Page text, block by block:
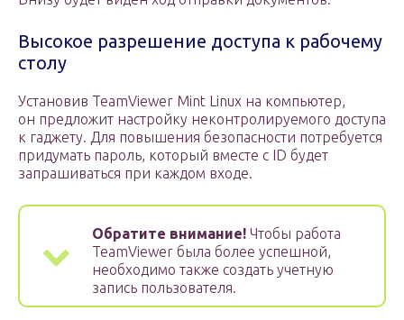
Высокое разрешение доступа к рабочему
столу
Установив TeamViewer Mint Linux на компьютер,
он предложит настройку неконтролируемого доступа
к гаджету. Для повышения безопасности потребуется
придумать пароль, который вместе с ID будет
запрашиваться при каждом входе.
Обратите внимание! Чтобы работа
TeamViewer была более успешной,
необходимо также создать учетную
запись пользователя.